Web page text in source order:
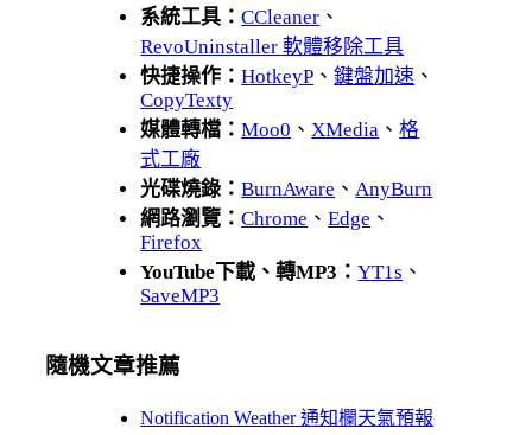
系統工具：CCleaner 、
RevoUninstaller 軟體移除工具
快捷操作：HotkeyP 、鍵盤加速 、
CopyTexty
媒體轉檔：Moo0 、 XMedia 、格
式工廠
光碟燒錄：BurnAware 、 AnyBurn
網路瀏覽：Chrome 、Edge 、
Firefox
YouTube下載、轉MP3：YT1s 、
SaveMP3
隨機文章推薦
Notification Weather 通知欄天氣預報